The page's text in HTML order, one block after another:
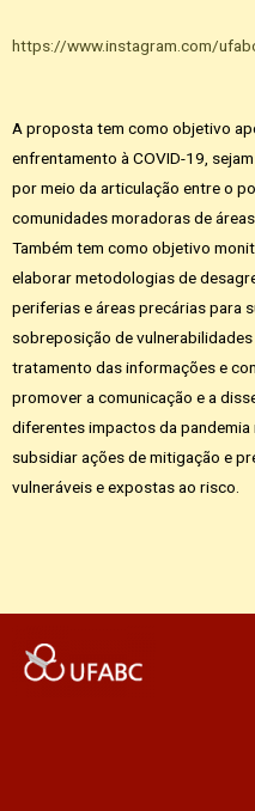
https://www.instagram.com/
A proposta tem como objetivo
enfrentamento à COVID-19,
por meio da articulação entre o
comunidades moradoras de
Também tem como objetivo
elaborar metodologias de
periferias e áreas precárias para
sobreposição de
tratamento das informações e
promover a comunicação e a
diferentes impactos da pandemia
subsidiar ações de mitigação e
vulneráveis e expostas ao risco.